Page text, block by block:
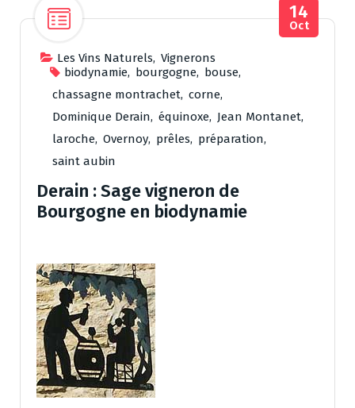
Les Vins Naturels, Vignerons
biodynamie, bourgogne, bouse,
chassagne montrachet, corne,
Dominique Derain, équinoxe, Jean Montanet,
laroche, Overnoy, prêles, préparation,
saint aubin
14
Oct
Derain : Sage vigneron de
Bourgogne en biodynamie